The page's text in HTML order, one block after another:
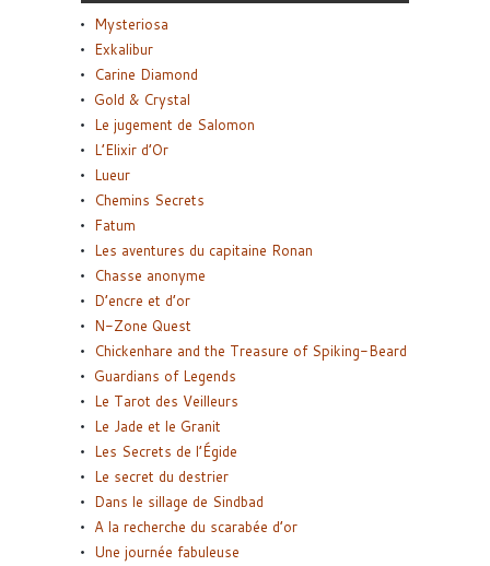
Mysteriosa
Exkalibur
Carine Diamond
Gold & Crystal
Le jugement de Salomon
L’Elixir d’Or
Lueur
Chemins Secrets
Fatum
Les aventures du capitaine Ronan
Chasse anonyme
D’encre et d’or
N-Zone Quest
Chickenhare and the Treasure of Spiking-Beard
Guardians of Legends
Le Tarot des Veilleurs
Le Jade et le Granit
Les Secrets de l’Égide
Le secret du destrier
Dans le sillage de Sindbad
A la recherche du scarabée d’or
Une journée fabuleuse